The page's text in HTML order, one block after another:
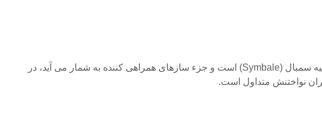
این ساز کاملاً شبیه سمبال (Symbale) است و جزء سازهای همراهی کننده به شمار می آید، در
نواختنش متداول است.